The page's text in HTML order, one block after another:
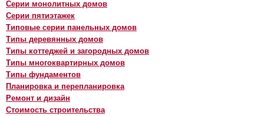
Серии монолитных домов
Серии пятиэтажек
Типовые серии панельных домов
Типы деревянных домов
Типы коттеджей и загородных домов
Типы многоквартирных домов
Типы фундаментов
Планировка и перепланировка
Ремонт и дизайн
Стоимость строительства